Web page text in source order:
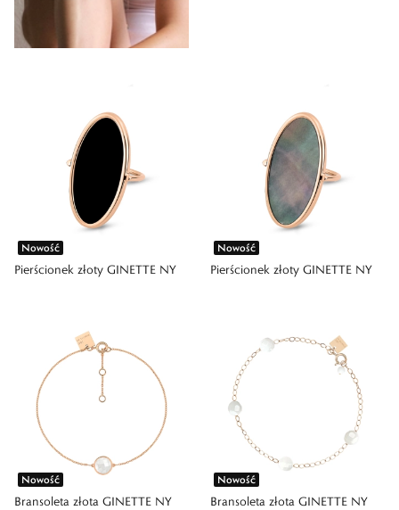
Nowość
Pierścionek złoty GINETTE NY
Nowość
Pierścionek złoty GINETTE NY
Nowość
Bransoleta złota GINETTE NY
Nowość
Bransoleta złota GINETTE NY